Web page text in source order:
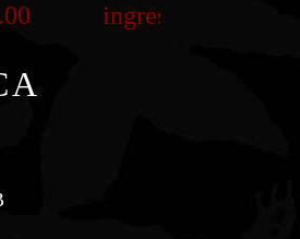
ingresso libero